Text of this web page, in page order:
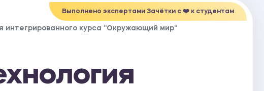
Все услуги
Выполнено экспертами Зачётки c ❤️ к студентам
интегрированного курса “Окружающий мир“